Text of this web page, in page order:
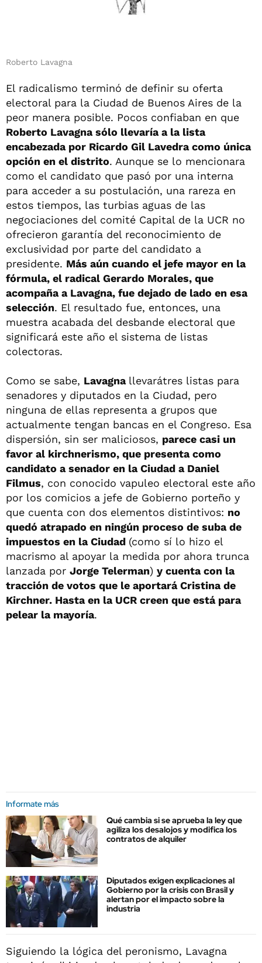
Roberto Lavagna
El radicalismo terminó de definir su oferta
electoral para la Ciudad de Buenos Aires de la
peor manera posible. Pocos confiaban en que
Roberto Lavagna sólo llevaría a la lista
encabezada por Ricardo Gil Lavedra como única
opción en el distrito. Aunque se lo mencionara
como el candidato que pasó por una interna
para acceder a su postulación, una rareza en
estos tiempos, las turbias aguas de las
negociaciones del comité Capital de la UCR no
ofrecieron garantía del reconocimiento de
exclusividad por parte del candidato a
presidente. Más aún cuando el jefe mayor en la
fórmula, el radical Gerardo Morales, que
acompaña a Lavagna, fue dejado de lado en esa
selección. El resultado fue, entonces, una
muestra acabada del desbande electoral que
significará este año el sistema de listas
colectoras.
Como se sabe, Lavagna llevarátres listas para
senadores y diputados en la Ciudad, pero
ninguna de ellas representa a grupos que
actualmente tengan bancas en el Congreso. Esa
dispersión, sin ser maliciosos, parece casi un
favor al kirchnerismo, que presenta como
candidato a senador en la Ciudad a Daniel
Filmus, con conocido vapuleo electoral este año
por los comicios a jefe de Gobierno porteño y
que cuenta con dos elementos distintivos: no
quedó atrapado en ningún proceso de suba de
impuestos en la Ciudad (como sí lo hizo el
macrismo al apoyar la medida por ahora trunca
lanzada por Jorge Telerman) y cuenta con la
tracción de votos que le aportará Cristina de
Kirchner. Hasta en la UCR creen que está para
pelear la mayoría.
Informate más
Qué cambia si se aprueba la ley que
agiliza los desalojos y modifica los
contratos de alquiler
Diputados exigen explicaciones al
Gobierno por la crisis con Brasil y
alertan por el impacto sobre la
industria
Siguiendo la lógica del peronismo, Lavagna